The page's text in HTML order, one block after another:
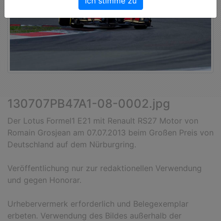
130707PB47A1-08-0002.jpg
Der Lotus Formel1 E21 mit Renault RS27 Motor von
Romain Grosjean am 07.07.2013 beim Großen Preis von
Deutschland auf dem Nürburgring.
Veröffentlichung nur zur redaktionellen Verwendung
und gegen Honorar.
Urhebervermerk erforderlich und Belegexemplar
erbeten. Verwendung des Bildes außerhalb der